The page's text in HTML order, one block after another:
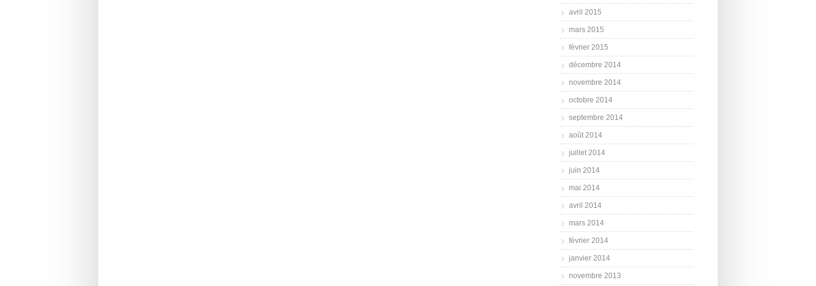
avril 2015
mars 2015
février 2015
décembre 2014
novembre 2014
octobre 2014
septembre 2014
août 2014
juillet 2014
juin 2014
mai 2014
avril 2014
mars 2014
février 2014
janvier 2014
novembre 2013